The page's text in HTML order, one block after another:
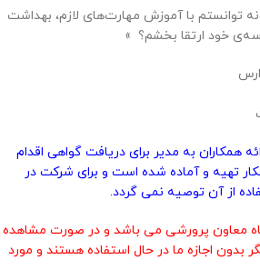
توانستم با آموزش مهارت‌های لازم، بهداشت
خود ارتقا بخشم؟ »
همکاران به مدیر برای دریافت گواهی اقدام
تهیه و آماده شده است و برای شرکت در
از آن توصیه نمی گردد.
معاون پرورشی می باشد و در صورت مشاهده
اجازه ما در حال استفاده هستند و مورد